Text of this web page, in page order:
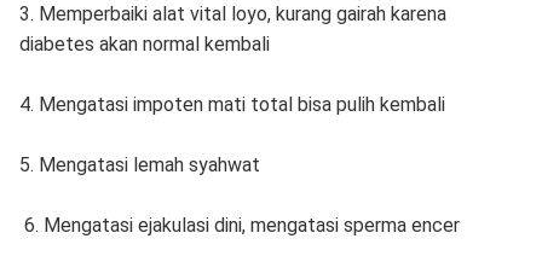
3. Memperbaiki alat vital loyo, kurang gairah karena
diabetes akan normal kembali
4. Mengatasi impoten mati total bisa pulih kembali
5. Mengatasi lemah syahwat
6. Mengatasi ejakulasi dini, mengatasi sperma encer